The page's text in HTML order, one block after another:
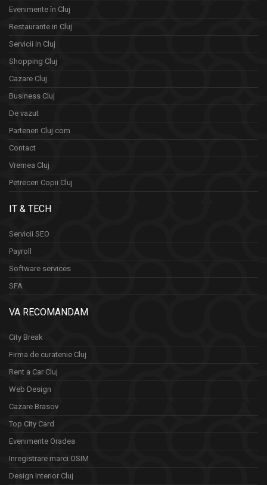
Evenimente în Cluj
Restaurante in Cluj
Servicii in Cluj
Shopping Cluj
Cazare Cluj
Business Cluj
De vazut
Parteneri Cluj.com
Contact
Vremea Cluj
Petreceri Copii Cluj
IT & TECH
Servicii SEO
Payroll
Software services
SFA
VA RECOMANDAM
City Break
Firma de curatenie Cluj
Rent a Car Cluj
Web Design
Cazare Brasov
Top City Card
Evenimente Oradea
Inregistrare marci OSIM
Design Interior Cluj